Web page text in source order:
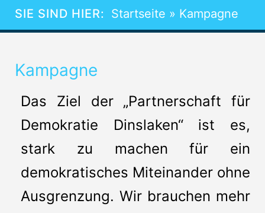
SIE SIND HIER: Startseite » Kampagne
Kampagne
Das Ziel der „Partnerschaft für
Demokratie Dinslaken“ ist es,
stark zu machen für ein
demokratisches Miteinander ohne
Ausgrenzung. Wir brauchen mehr